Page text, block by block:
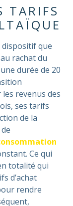
TARIFS
que
rachat du
durée de 20
revenus des
ses tarifs
de la
Ce qui
totalité qui
d’achat
rendre